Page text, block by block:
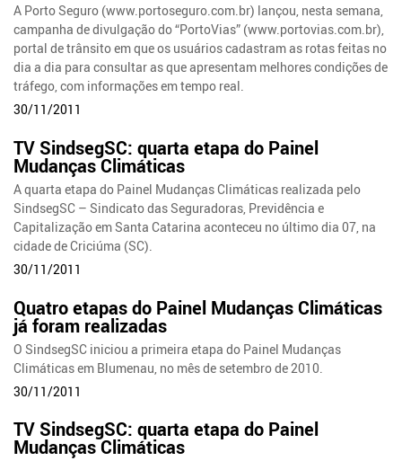
A Porto Seguro (www.portoseguro.com.br) lançou, nesta semana,
campanha de divulgação do “PortoVias” (www.portovias.com.br),
portal de trânsito em que os usuários cadastram as rotas feitas no
dia a dia para consultar as que apresentam melhores condições de
tráfego, com informações em tempo real.
30/11/2011
TV SindsegSC: quarta etapa do Painel
Mudanças Climáticas
A quarta etapa do Painel Mudanças Climáticas realizada pelo
SindsegSC – Sindicato das Seguradoras, Previdência e
Capitalização em Santa Catarina aconteceu no último dia 07, na
cidade de Criciúma (SC).
30/11/2011
Quatro etapas do Painel Mudanças Climáticas
já foram realizadas
O SindsegSC iniciou a primeira etapa do Painel Mudanças
Climáticas em Blumenau, no mês de setembro de 2010.
30/11/2011
TV SindsegSC: quarta etapa do Painel
Mudanças Climáticas